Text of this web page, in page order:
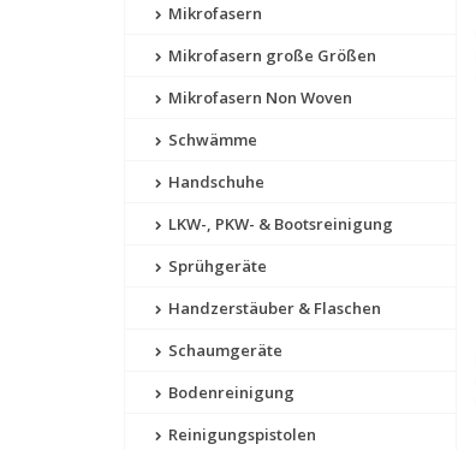
Mikrofasern
Mikrofasern große Größen
Mikrofasern Non Woven
Schwämme
Handschuhe
LKW-, PKW- & Bootsreinigung
Sprühgeräte
Handzerstäuber & Flaschen
Schaumgeräte
Bodenreinigung
Reinigungspistolen